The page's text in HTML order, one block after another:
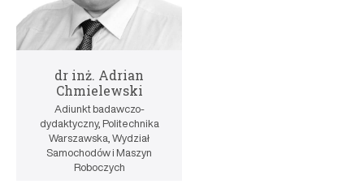
dr inż. Adrian
Chmielewski
Adiunkt badawczo-
dydaktyczny, Politechnika
Warszawska, Wydział
Samochodów i Maszyn
Roboczych